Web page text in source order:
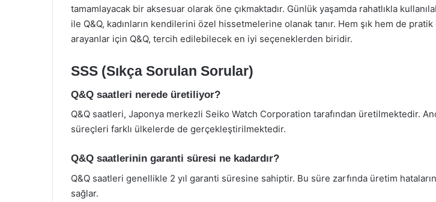
tamamlayacak bir aksesuar olarak öne çıkmaktadır. Günlük yaşamda rahatlıkla
ile Q&Q, kadınların kendilerini özel hissetmelerine olanak tanır. Hem şık hem de
arayanlar için Q&Q, tercih edilebilecek en iyi seçeneklerden biridir.
SSS (Sıkça Sorulan Sorular)
Q&Q saatleri nerede üretiliyor?
Q&Q saatleri, Japonya merkezli Seiko Watch Corporation tarafından üretilmektedir.
süreçleri farklı ülkelerde de gerçekleştirilmektedir.
Q&Q saatlerinin garanti süresi ne kadardır?
Q&Q saatleri genellikle 2 yıl garanti süresine sahiptir. Bu süre zarfında üretim
sağlar.